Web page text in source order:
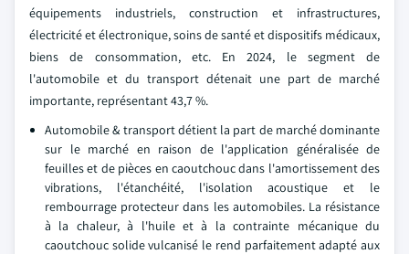
équipements industriels, construction et infrastructures,
électricité et électronique, soins de santé et dispositifs médicaux,
biens de consommation, etc. En 2024, le segment de
l'automobile et du transport détenait une part de marché
importante, représentant 43,7 %.
Automobile & transport détient la part de marché dominante
sur le marché en raison de l'application généralisée de
feuilles et de pièces en caoutchouc dans l'amortissement des
vibrations, l'étanchéité, l'isolation acoustique et le
rembourrage protecteur dans les automobiles. La résistance
à la chaleur, à l'huile et à la contrainte mécanique du
caoutchouc solide vulcanisé le rend parfaitement adapté aux